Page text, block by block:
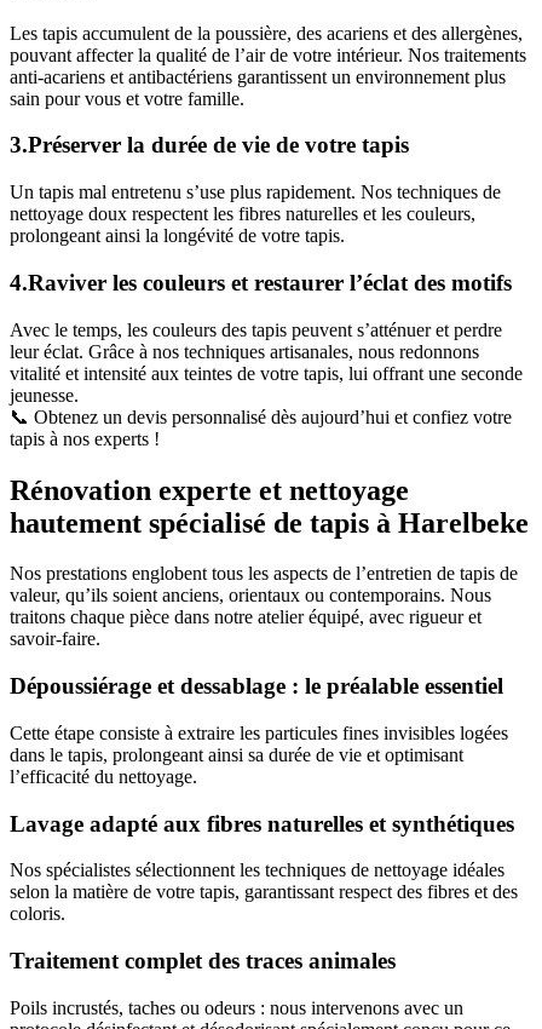
Les tapis accumulent de la poussière, des acariens et des allergènes,
pouvant affecter la qualité de l’air de votre intérieur. Nos traitements
anti-acariens et antibactériens garantissent un environnement plus
sain pour vous et votre famille.
3.Préserver la durée de vie de votre tapis
Un tapis mal entretenu s’use plus rapidement. Nos techniques de
nettoyage doux respectent les fibres naturelles et les couleurs,
prolongeant ainsi la longévité de votre tapis.
4.Raviver les couleurs et restaurer l’éclat des motifs
Avec le temps, les couleurs des tapis peuvent s’atténuer et perdre
leur éclat. Grâce à nos techniques artisanales, nous redonnons
vitalité et intensité aux teintes de votre tapis, lui offrant une seconde
jeunesse.
📞 Obtenez un devis personnalisé dès aujourd’hui et confiez votre
tapis à nos experts !
Rénovation experte et nettoyage
hautement spécialisé de tapis à Harelbeke
Nos prestations englobent tous les aspects de l’entretien de tapis de
valeur, qu’ils soient anciens, orientaux ou contemporains. Nous
traitons chaque pièce dans notre atelier équipé, avec rigueur et
savoir-faire.
Dépoussiérage et dessablage : le préalable essentiel
Cette étape consiste à extraire les particules fines invisibles logées
dans le tapis, prolongeant ainsi sa durée de vie et optimisant
l’efficacité du nettoyage.
Lavage adapté aux fibres naturelles et synthétiques
Nos spécialistes sélectionnent les techniques de nettoyage idéales
selon la matière de votre tapis, garantissant respect des fibres et des
coloris.
Traitement complet des traces animales
Poils incrustés, taches ou odeurs : nous intervenons avec un